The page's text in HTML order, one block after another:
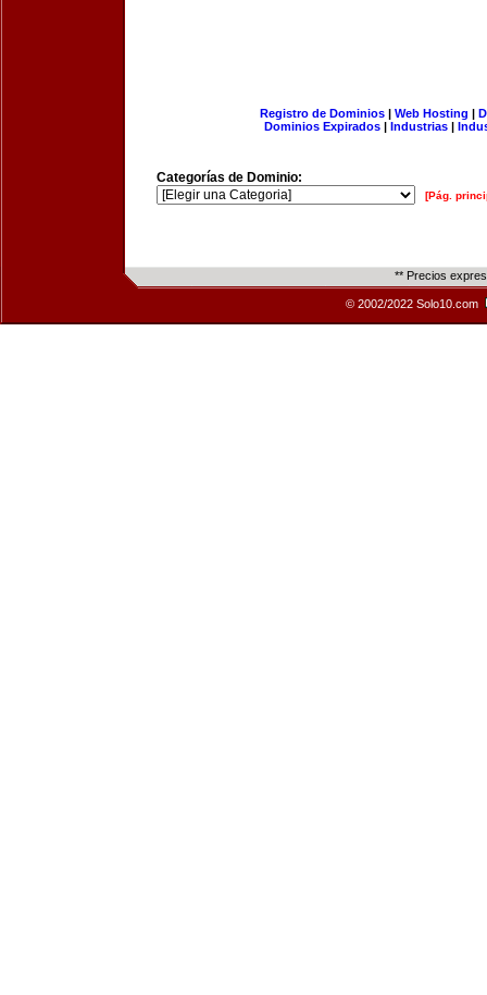
Registro de Dominios| Web Hosting |
Dominios Expirados | Industrias |
Categorías de Dominio:
[Pág.
** Precios
© 2002/2022 Solo10.com